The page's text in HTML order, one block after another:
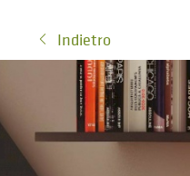
Indietro